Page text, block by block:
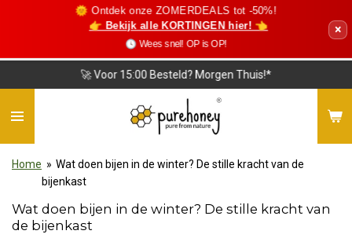
🌞 Ontdek onze ZOMERDEALS tot -50%!
👉 Bekijk alle KORTINGEN hier! 👈
🕓 Wees snel! OP is OP!
×
❤️ Vriendelijke Klantenservice
Home » Wat doen bijen in de winter? De stille kracht van de
bijenkast
Wat doen bijen in de winter? De stille kracht van
de bijenkast